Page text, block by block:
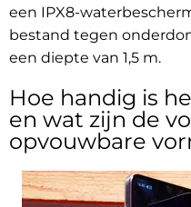
een IPX8-
bestand tegen
een diepte van 1,5 m.
Hoe handig is
en wat zijn de
opvouwbare